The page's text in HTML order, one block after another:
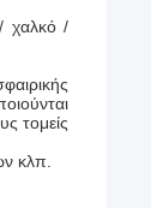
/ χαλκό /
τομείς
κλπ.